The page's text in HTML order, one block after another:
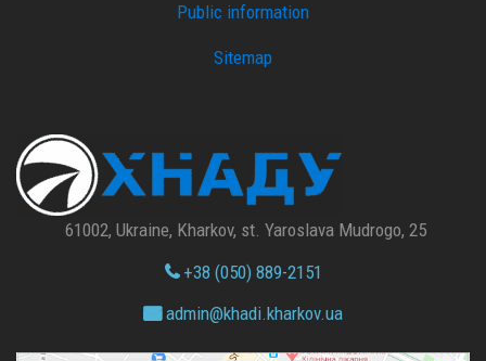
Public information
Sitemap
61002, Ukraine, Kharkov, st. Yaroslava Mudrogo, 25
+38 (050) 889-2151
admin@khadi.kharkov.ua